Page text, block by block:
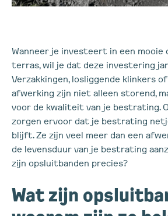
Wanneer je investeert in een
terras, wil je dat deze investering
Verzakkingen, losliggende klinkers
afwerking zijn niet alleen storend,
voor de kwaliteit van je bestrating.
zorgen ervoor dat je bestrating
blijft. Ze zijn veel meer dan een
de levensduur van je bestrating
zijn opsluitbanden precies?
Wat zijn